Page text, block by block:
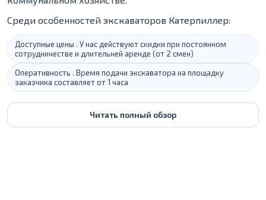
Среди особенностей экскаваторов Катерпиллер:
Доступные цены . У нас действуют скидки при постоянном
сотрудничестве и длительней аренде (от 2 смен)
Оперативность . Время подачи экскаватора на площадку
заказчика составляет от 1 часа
Читать полный обзор